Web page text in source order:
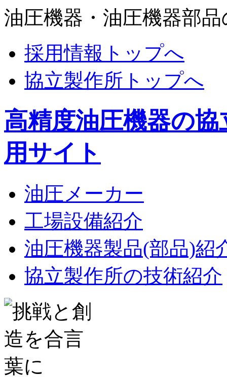
油圧機器・油圧機器部
採用情報トップへ
協立製作所トップへ
高精度油圧機器の
用サイト
油圧メーカー
工場設備紹介
油圧機器製品(部品)紹
協立製作所の技術紹介